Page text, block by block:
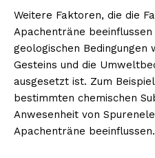
Weitere Faktoren, die die
Apachenträne beeinflussen
geologischen Bedingungen
Gesteins und die
ausgesetzt ist. Zum
bestimmten chemischen
Anwesenheit von
Apachenträne beeinflussen.